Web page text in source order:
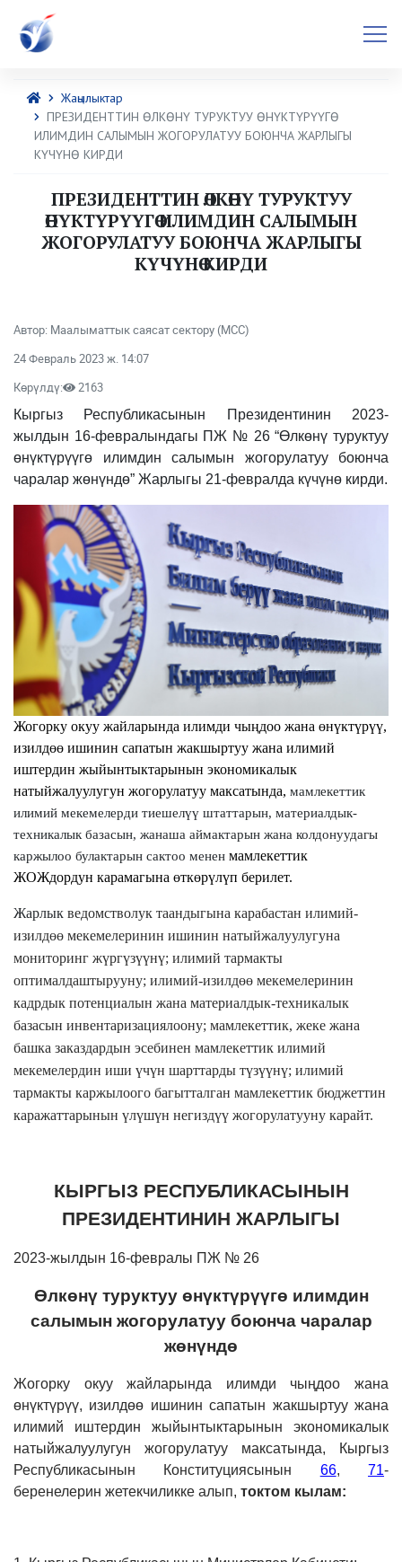
Жаңылыктар
ПРЕЗИДЕНТТИН ӨЛКӨНҮ ТУРУКТУУ ӨНҮКТҮРҮҮГӨ
ИЛИМДИН САЛЫМЫН ЖОГОРУЛАТУУ БОЮНЧА ЖАРЛЫГЫ
КҮЧҮНӨ КИРДИ
ПРЕЗИДЕНТТИН ӨЛКӨНҮ ТУРУКТУУ
ӨНҮКТҮРҮҮГӨ ИЛИМДИН САЛЫМЫН
ЖОГОРУЛАТУУ БОЮНЧА ЖАРЛЫГЫ
КҮЧҮНӨ КИРДИ
Автор: Маалыматтык саясат сектору (МСС)
24 Февраль 2023 ж. 14:07
Көрүлдү:
2163
Кыргыз Республикасынын Президентинин 2023-
жылдын 16-февралындагы ПЖ № 26 “Өлкөнү туруктуу
өнүктүрүүгө илимдин салымын жогорулатуу боюнча
чаралар жөнүндө” Жарлыгы 21-февралда күчүнө кирди.
Жогорку окуу жайларында илимди чыңдоо жана өнүктүрүү,
изилдөө ишинин сапатын жакшыртуу жана илимий
иштердин жыйынтыктарынын экономикалык
натыйжалуулугун жогорулатуу максатында, мамлекеттик
илимий мекемелерди тиешелүү штаттарын, материалдык-
техникалык базасын, жанаша аймактарын жана колдонуудагы
каржылоо булактарын сактоо менен мамлекеттик
ЖОЖдордун карамагына өткөрүлүп берилет.
Жарлык ведомстволук таандыгына карабастан илимий-
изилдөө мекемелеринин ишинин натыйжалуулугуна
мониторинг жүргүзүүнү; илимий тармакты
оптималдаштырууну; илимий-изилдөө мекемелеринин
кадрдык потенциалын жана материалдык-техникалык
базасын инвентаризациялоону; мамлекеттик, жеке жана
башка заказдардын эсебинен мамлекеттик илимий
мекемелердин иши үчүн шарттарды түзүүнү; илимий
тармакты каржылоого багытталган мамлекеттик бюджеттин
каражаттарынын үлүшүн негиздүү жогорулатууну карайт.
КЫРГЫЗ РЕСПУБЛИКАСЫНЫН
ПРЕЗИДЕНТИНИН ЖАРЛЫГЫ
2023-жылдын 16-февралы ПЖ № 26
Өлкөнү туруктуу өнүктүрүүгө илимдин
салымын жогорулатуу боюнча чаралар
жөнүндө
Жогорку окуу жайларында илимди чыңдоо жана
өнүктүрүү, изилдөө ишинин сапатын жакшыртуу жана
илимий иштердин жыйынтыктарынын экономикалык
натыйжалуулугун жогорулатуу максатында, Кыргыз
Республикасынын Конституциясынын 66,71-
беренелерин жетекчиликке алып, токтом кылам: